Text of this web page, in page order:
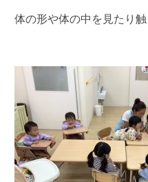
体の形や体の中を見たり触